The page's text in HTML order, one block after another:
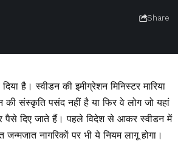
Share
है। स्वीडन की इमीग्रेशन मिनिस्टर मारिया
की संस्कृति पसंद नहीं है या फिर वे लोग जो यहां
पैसे दिए जाते हैं। पहले विदेश से आकर स्वीडन में
नागरिकों पर भी ये नियम लागू होगा।